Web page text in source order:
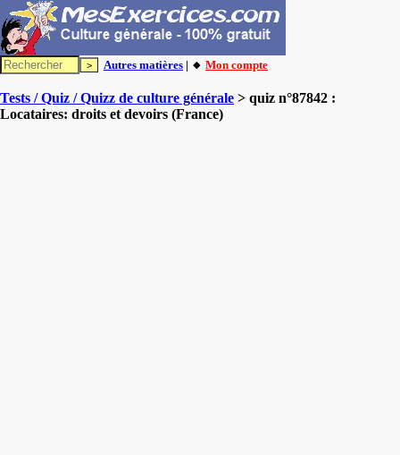
Autres matières | 🔸 Mon compte
Tests / Quiz / Quizz de culture générale > quiz n°87842 :
Locataires: droits et devoirs (France)